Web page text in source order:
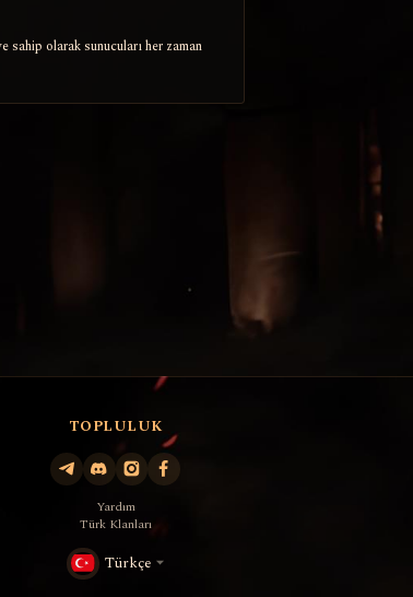
sahip olarak sunucuları her zaman
TOPLULUK
Yardım
Türk Klanları
Türkçe